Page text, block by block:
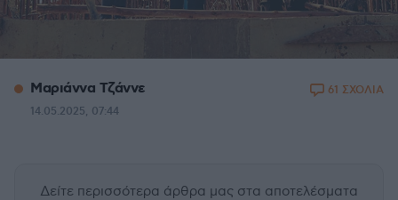
Μαριάννα Τζάννε
14.05.2025, 07:44
61 ΣΧΟΛΙΑ
Δείτε περισσότερα άρθρα μας στα αποτελέσματα